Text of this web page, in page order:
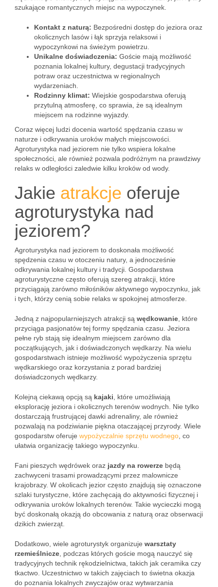
szukające romantycznych miejsc na wypoczynek.
Kontakt z naturą: Bezpośredni dostęp do jeziora oraz
okolicznych lasów i łąk sprzyja relaksowi i
wypoczynkowi na świeżym powietrzu.
Unikalne doświadczenia: Goście mają możliwość
poznania lokalnej kultury, degustacji tradycyjnych
potraw oraz uczestnictwa w regionalnych
wydarzeniach.
Rodzinny klimat: Wiejskie gospodarstwa oferują
przytulną atmosferę, co sprawia, że są idealnym
miejscem na rodzinne wyjazdy.
Coraz więcej ludzi docenia wartość spędzania czasu w
naturze i odkrywania uroków małych miejscowości.
Agroturystyka nad jeziorem nie tylko wspiera lokalne
społeczności, ale również pozwala podróżnym na prawdziwy
relaks w odległości zaledwie kilku kroków od wody.
Jakie atrakcje oferuje
agroturystyka nad
jeziorem?
Agroturystyka nad jeziorem to doskonała możliwość
spędzenia czasu w otoczeniu natury, a jednocześnie
odkrywania lokalnej kultury i tradycji. Gospodarstwa
agroturystyczne często oferują szereg atrakcji, które
przyciągają zarówno miłośników aktywnego wypoczynku, jak
i tych, którzy cenią sobie relaks w spokojnej atmosferze.
Jedną z najpopularniejszych atrakcji są wędkowanie , które
przyciąga pasjonatów tej formy spędzania czasu. Jeziora
pełne ryb stają się idealnym miejscem zarówno dla
początkujących, jak i doświadczonych wędkarzy. Na wielu
gospodarstwach istnieje możliwość wypożyczenia sprzętu
wędkarskiego oraz korzystania z porad bardziej
doświadczonych wędkarzy.
Kolejną ciekawą opcją są kajaki , które umożliwiają
eksplorację jeziora i okolicznych terenów wodnych. Nie tylko
dostarczają frustrującej dawki adrenaliny, ale również
pozwalają na podziwianie piękna otaczającej przyrody. Wiele
gospodarstw oferuje wypożyczalnie sprzętu wodnego , co
ułatwia organizację takiego wypoczynku.
Fani pieszych wędrówek oraz jazdy na rowerze będą
zachwyceni trasami prowadzącymi przez malownicze
krajobrazy. W okolicach jezior często znajdują się oznaczone
szlaki turystyczne, które zachęcają do aktywności fizycznej i
odkrywania uroków lokalnych terenów. Takie wycieczki mogą
być doskonałą okazją do obcowania z naturą oraz obserwacji
dzikich zwierząt.
Dodatkowo, wiele agroturystyk organizuje warsztaty
rzemieślnicze , podczas których goście mogą nauczyć się
tradycyjnych technik rękodzielnictwa, takich jak ceramika czy
tkactwo. Uczestnictwo w takich zajęciach to świetna okazja
do poznania lokalnych zwyczajów oraz wytwarzania